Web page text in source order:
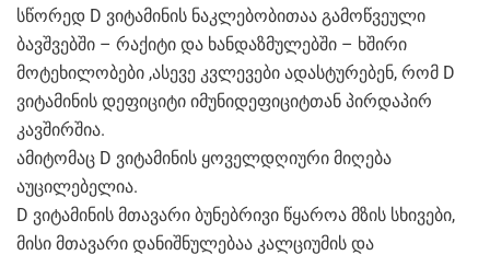
სწორედ D ვიტამინის ნაკლებობითაა გამოწვეული
ბავშვებში – რაქიტი და ხანდაზმულებში – ხშირი
მოტეხილობები ,ასევე კვლევები ადასტურებენ, რომ D
ვიტამინის დეფიციტი იმუნიდეფიციტთან პირდაპირ
კავშირშია.
ამიტომაც D ვიტამინის ყოველდღიური მიღება
აუცილებელია.
D ვიტამინის მთავარი ბუნებრივი წყაროა მზის სხივები,
მისი მთავარი დანიშნულებაა კალციუმის და